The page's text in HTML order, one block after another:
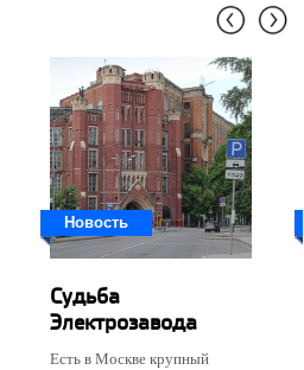
Новость
Судьба
Электрозавода
Есть в Москве крупный